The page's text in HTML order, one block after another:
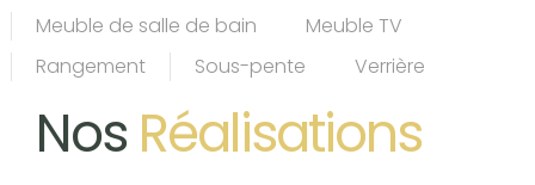
Meuble de salle de bain
Meuble TV
Rangement
Sous-pente Verrière
Nos Réalisations